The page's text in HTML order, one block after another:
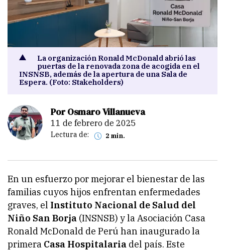
La organización Ronald McDonald abrió las
puertas de la renovada zona de acogida en el
INSNSB, además de la apertura de una Sala de
Espera. (Foto: Stakeholders)
Por Osmaro Villanueva
11 de febrero de 2025
Lectura de: 2 min.
En un esfuerzo por mejorar el bienestar de las
familias cuyos hijos enfrentan enfermedades
graves, el Instituto Nacional de Salud del
Niño San Borja (INSNSB) y la Asociación Casa
Ronald McDonald de Perú han inaugurado la
primera Casa Hospitalaria del país. Este